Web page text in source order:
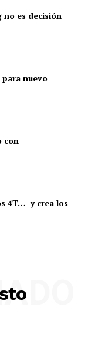
no es decisión
para nuevo
con
4T… y crea los